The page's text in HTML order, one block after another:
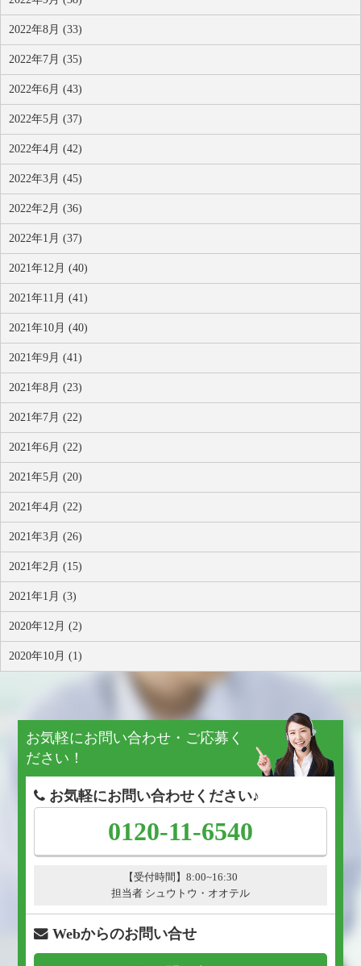
2022年8月 (33)
2022年7月 (35)
2022年6月 (43)
2022年5月 (37)
2022年4月 (42)
2022年3月 (45)
2022年2月 (36)
2022年1月 (37)
2021年12月 (40)
2021年11月 (41)
2021年10月 (40)
2021年9月 (41)
2021年8月 (23)
2021年7月 (22)
2021年6月 (22)
2021年5月 (20)
2021年4月 (22)
2021年3月 (26)
2021年2月 (15)
2021年1月 (3)
2020年12月 (2)
2020年10月 (1)
お気軽にお問い合わせ・ご応募く
ださい！
お気軽にお問い合わせください♪
0120-11-6540
【受付時間】8:00~16:30
担当者 シュウトウ・オオテル
Webからのお問い合せ